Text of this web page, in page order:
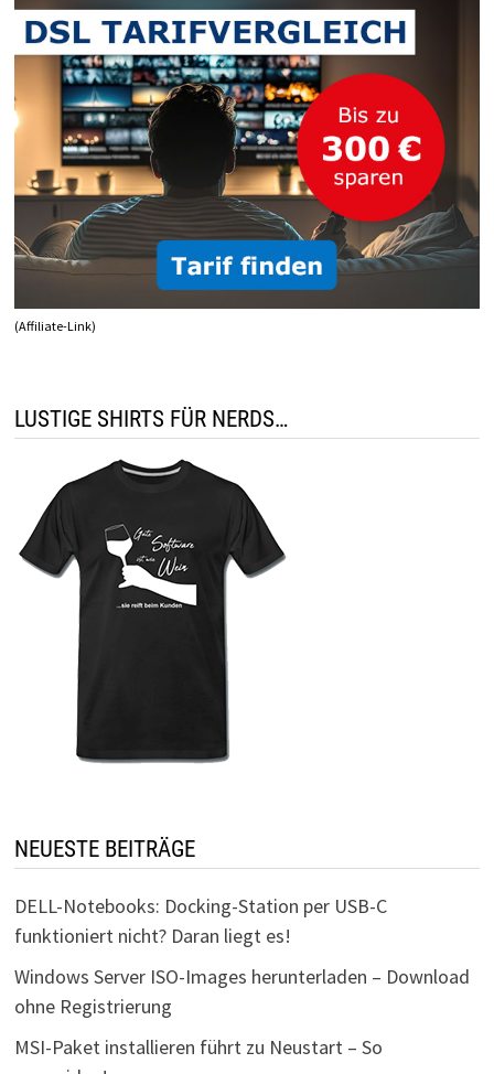
(Affiliate-Link)
LUSTIGE SHIRTS FÜR NERDS…
NEUESTE BEITRÄGE
DELL-Notebooks: Docking-Station per USB-C
funktioniert nicht? Daran liegt es!
Windows Server ISO-Images herunterladen – Download
ohne Registrierung
MSI-Paket installieren führt zu Neustart – So